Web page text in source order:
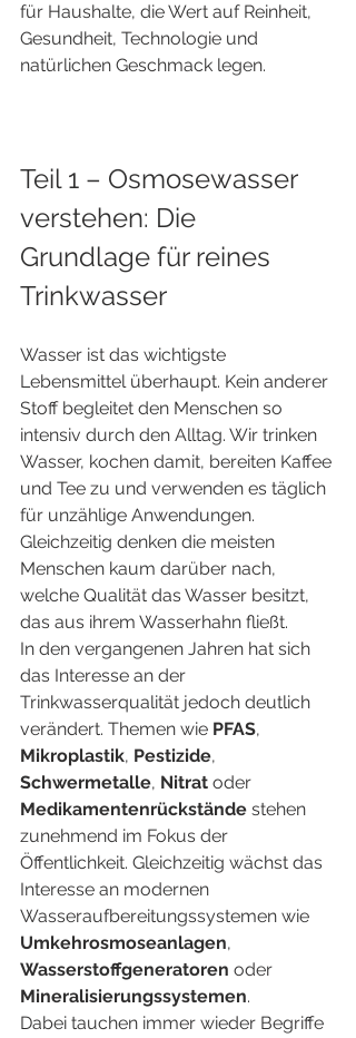
für Haushalte, die Wert auf Reinheit,
Gesundheit, Technologie und
natürlichen Geschmack legen.
Teil 1 – Osmosewasser
verstehen: Die
Grundlage für reines
Trinkwasser
Wasser ist das wichtigste
Lebensmittel überhaupt. Kein anderer
Stoff begleitet den Menschen so
intensiv durch den Alltag. Wir trinken
Wasser, kochen damit, bereiten Kaffee
und Tee zu und verwenden es täglich
für unzählige Anwendungen.
Gleichzeitig denken die meisten
Menschen kaum darüber nach,
welche Qualität das Wasser besitzt,
das aus ihrem Wasserhahn fließt.
In den vergangenen Jahren hat sich
das Interesse an der
Trinkwasserqualität jedoch deutlich
verändert. Themen wie PFAS,
Mikroplastik, Pestizide,
Schwermetalle, Nitrat oder
Medikamentenrückstände stehen
zunehmend im Fokus der
Öffentlichkeit. Gleichzeitig wächst das
Interesse an modernen
Wasseraufbereitungssystemen wie
Umkehrosmoseanlagen,
Wasserstoffgeneratoren oder
Mineralisierungssystemen.
Dabei tauchen immer wieder Begriffe